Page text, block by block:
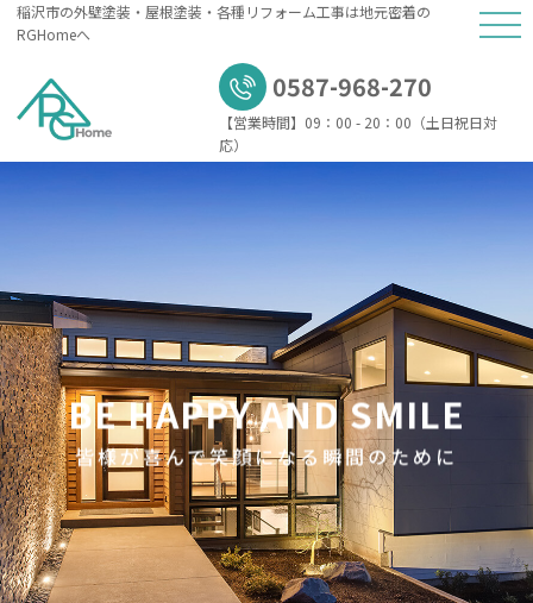
稲沢市の外壁塗装・屋根塗装・各種リフォーム工事は地元密着の
RGHomeへ
0587-968-270
【営業時間】 09：00 - 20：00（土日祝日対
応）
BEHAPPYANDSMILE
皆様が喜んで笑顔になる 瞬間のた め に